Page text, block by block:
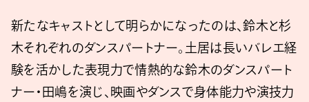
新たなキャストとして明らかになったのは、鈴木と杉
木それぞれのダンスパートナー。土居は長いバレエ経
験を活かした表現力で情熱的な鈴木のダンスパート
ナー・田嶋を演じ、映画やダンスで身体能力や演技力